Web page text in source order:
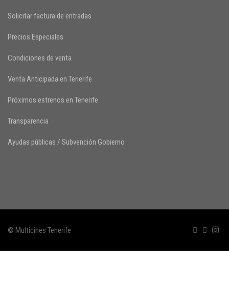
Solicitar factura de entradas
Precios Especiales
Condiciones de venta
Venta Anticipada en Tenerife
Próximos estrenos en Tenerife
Transparencia
Ayudas públicas / Subvención Gobierno
© Multicines Tenerife